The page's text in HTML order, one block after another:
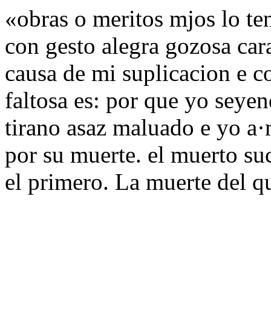
«obras o meritos mjos lo
con gesto alegra gozosa
causa de mi suplicacion e
faltosa es: por que yo
tirano asaz maluado e yo
por su muerte. el muerto
el primero. La muerte del